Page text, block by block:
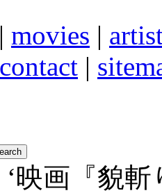
| movies |
contact |
‘映画『貌